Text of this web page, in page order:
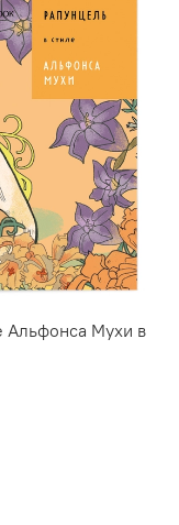
Альфонса Мухи в